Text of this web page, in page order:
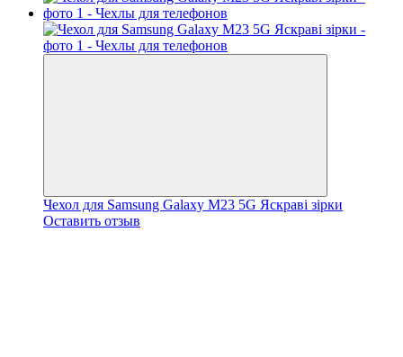
Чехол для Samsung Galaxy M23 5G Яскраві зірки
Оставить отзыв